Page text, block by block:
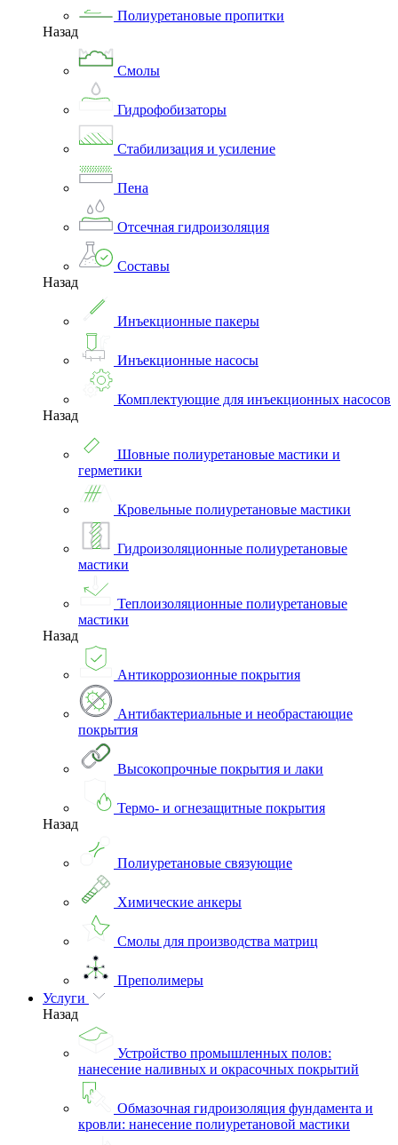
Полиуретановые пропитки
Назад
Смолы
Гидрофобизаторы
Стабилизация и усиление
Пена
Отсечная гидроизоляция
Составы
Назад
Инъекционные пакеры
Инъекционные насосы
Комплектующие для инъекционных насосов
Назад
Шовные полиуретановые мастики и
герметики
Кровельные полиуретановые мастики
Гидроизоляционные полиуретановые
мастики
Теплоизоляционные полиуретановые
мастики
Назад
Антикоррозионные покрытия
Антибактериальные и необрастающие
покрытия
Высокопрочные покрытия и лаки
Термо- и огнезащитные покрытия
Назад
Полиуретановые связующие
Химические анкеры
Смолы для производства матриц
Преполимеры
Услуги
Назад
Устройство промышленных полов:
нанесение наливных и окрасочных покрытий
Обмазочная гидроизоляция фундамента и
кровли: нанесение полиуретановой мастики